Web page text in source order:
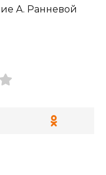
А. Ранневой